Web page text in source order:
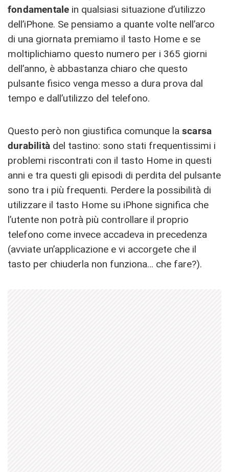
fondamentale in qualsiasi situazione d’utilizzo
dell’iPhone. Se pensiamo a quante volte nell’arco
di una giornata premiamo il tasto Home e se
moltiplichiamo questo numero per i 365 giorni
dell’anno, è abbastanza chiaro che questo
pulsante fisico venga messo a dura prova dal
tempo e dall’utilizzo del telefono.
Questo però non giustifica comunque la scarsa
durabilità del tastino: sono stati frequentissimi i
problemi riscontrati con il tasto Home in questi
anni e tra questi gli episodi di perdita del pulsante
sono tra i più frequenti. Perdere la possibilità di
utilizzare il tasto Home su iPhone significa che
l’utente non potrà più controllare il proprio
telefono come invece accadeva in precedenza
(avviate un’applicazione e vi accorgete che il
tasto per chiuderla non funziona… che fare?).